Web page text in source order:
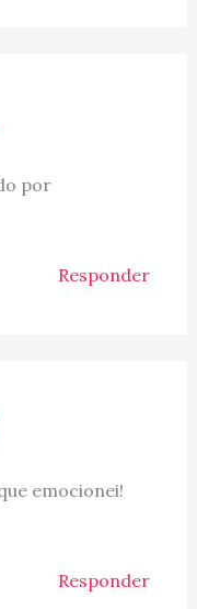
por
Responder
emocionei!
Responder